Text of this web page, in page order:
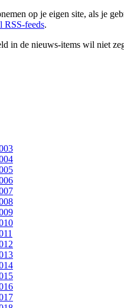
op je eigen site, als je
RSS-feeds.
in de nieuws-items wil niet